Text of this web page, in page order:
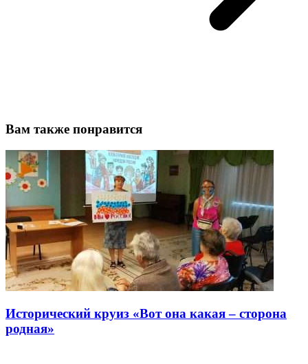
Вам также понравится
Исторический круиз «Вот она какая – сторона
родная»